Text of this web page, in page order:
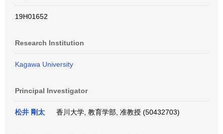
19H01652
Research Institution
Kagawa University
Principal Investigator
松井 剛太 香川大学, 教育学部, 准教授 (50432703)